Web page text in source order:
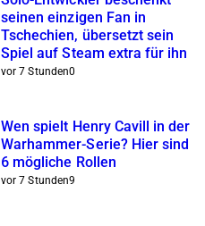
seinen einzigen Fan in
Tschechien, übersetzt sein
Spiel auf Steam extra für ihn
vor 7 Stunden0
Wen spielt Henry Cavill in der
Warhammer-Serie? Hier sind
6 mögliche Rollen
vor 7 Stunden9